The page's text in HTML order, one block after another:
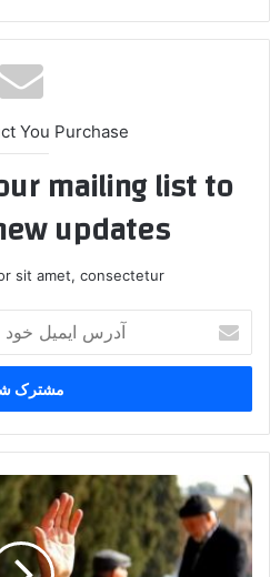
You Purchase
mailing list to
updates!
sit amet, consectetur.
ایمیل
خود
وارد
کنید
واریز
مرحله
ششم
وام